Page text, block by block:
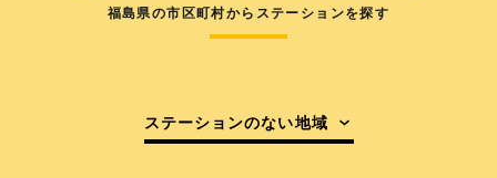
福島県の市区町村からステーションを探す
ステーションのない地域